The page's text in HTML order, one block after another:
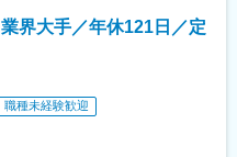
界大手／年休121日／定
職種未経験歓迎